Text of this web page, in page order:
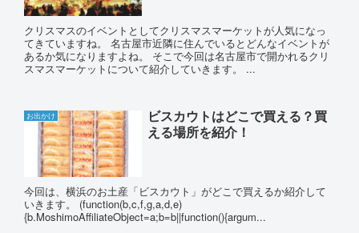
クリスマスのイベントとしてクリスマスマーケットが人気になっ
てきていますね。 名古屋市近隣に住んでいるとどんなイベントが
あるか気になりますよね。 そこで今回は名古屋市で開かれるクリ
スマスマーケットについて紹介していきます。 ...
お出かけ
ビスカウトはどこで買える？買
える場所を紹介！
今回は、横浜のお土産「ビスカウト」がどこで買えるか紹介して
いきます。 (function(b,c,f,g,a,d,e)
{b.MoshimoAffiliateObject=a;b=b||function(){argum...